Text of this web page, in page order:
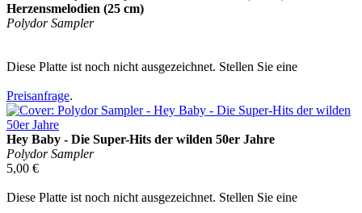
Herzensmelodien (25 cm)
Polydor Sampler
Diese Platte ist noch nicht ausgezeichnet. Stellen Sie eine
Preisanfrage.
Hey Baby - Die Super-Hits der wilden 50er Jahre
Polydor Sampler
5,00 €
Diese Platte ist noch nicht ausgezeichnet. Stellen Sie eine